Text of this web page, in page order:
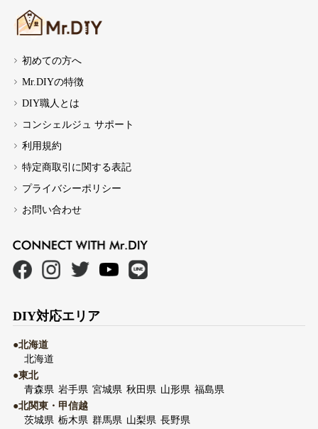
初めての方へ
Mr.DIYの特徴
DIY職人とは
コンシェルジュ サポート
利用規約
特定商取引に関する表記
プライバシーポリシー
お問い合わせ
DIY対応エリア
●北海道
北海道
●東北
青森県 岩手県 宮城県 秋田県 山形県 福島県
●北関東・甲信越
茨城県 栃木県 群馬県 山梨県 長野県